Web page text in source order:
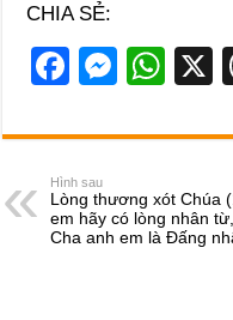
CHIA SẺ:
F
c
e
b
o
M
ss
n
g
W
at
A
p
Hình sau
Lòng thương xót Chúa
em hãy có lòng nhân
Cha anh em là Đấng